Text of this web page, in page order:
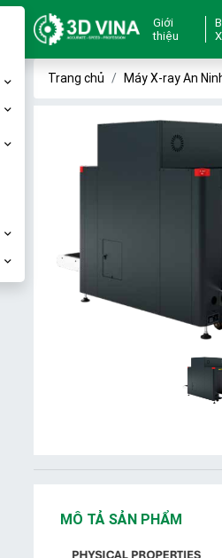
Giới
thiệu
Trang chủ Máy X-ray An
MÔ TẢ SẢN PHẨM